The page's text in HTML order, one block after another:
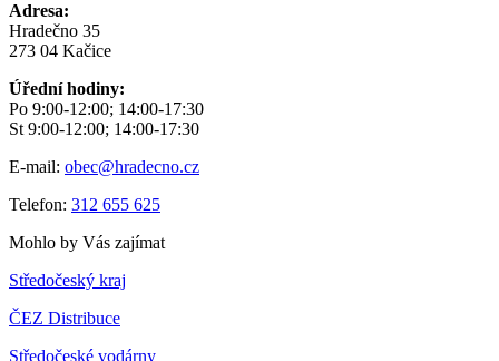
Adresa:
Hradečno 35
273 04 Kačice
Úřední hodiny:
Po 9:00-12:00; 14:00-17:30
St 9:00-12:00; 14:00-17:30
E-mail: obec@hradecno.cz
Telefon: 312 655 625
Mohlo by Vás zajímat
Středočeský kraj
ČEZ Distribuce
Středočeské vodárny